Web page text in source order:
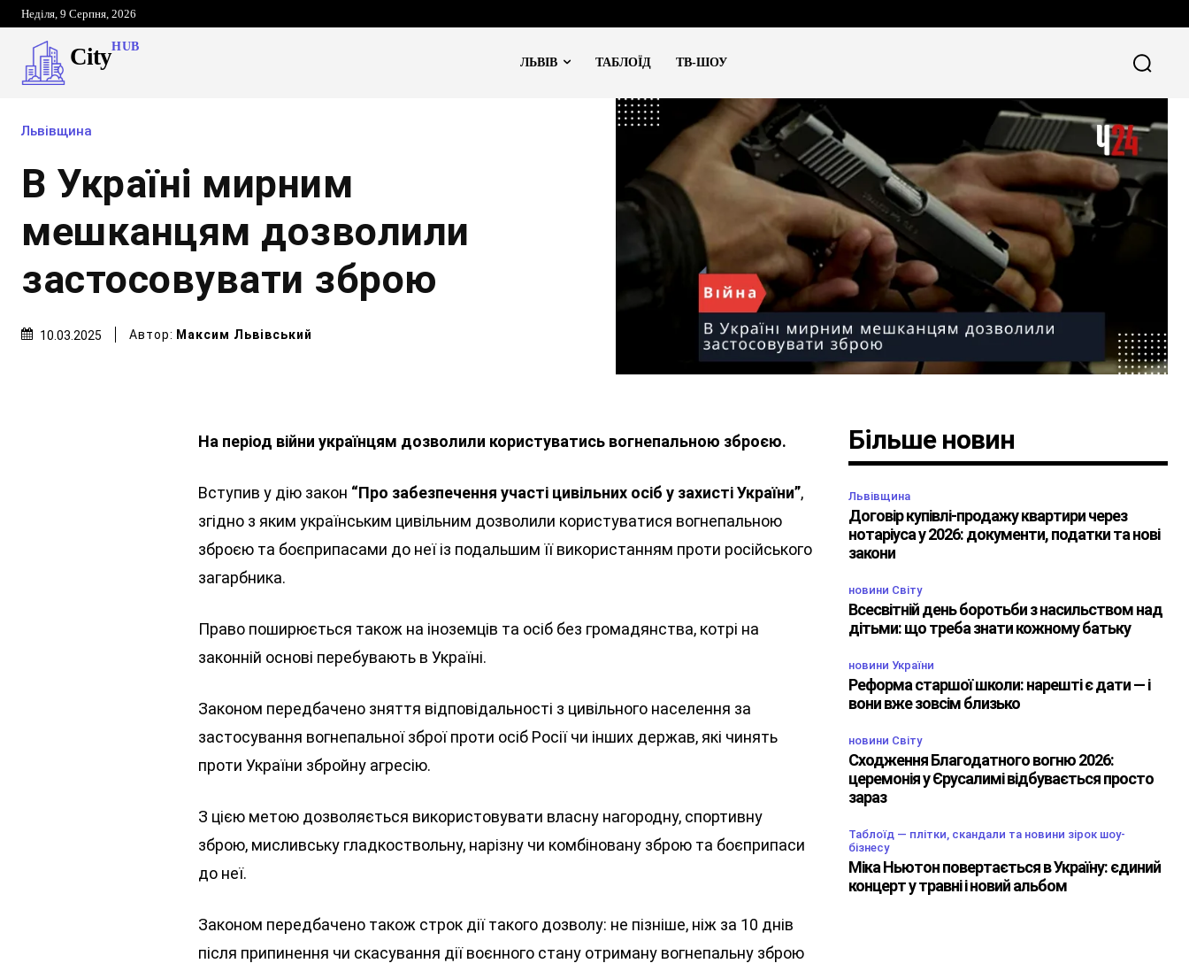
Неділя, 9 Серпня, 2026
CityHUB
ЛЬВІВ
ТАБЛОЇД ТВ-ШОУ
Львівщина
В Україні мирним
мешканцям дозволили
застосовувати зброю
10.03.2025 Автор: Максим Львівський
На період війни українцям дозволили користуватись вогнепальною зброєю.
Вступив у дію закон “Про забезпечення участі цивільних осіб у захисті України”,
згідно з яким українським цивільним дозволили користуватися вогнепальною
зброєю та боєприпасами до неї із подальшим її використанням проти російського
загарбника.
Право поширюється також на іноземців та осіб без громадянства, котрі на
законній основі перебувають в Україні.
Законом передбачено зняття відповідальності з цивільного населення за
застосування вогнепальної зброї проти осіб Росії чи інших держав, які чинять
проти України збройну агресію.
З цією метою дозволяється використовувати власну нагородну, спортивну
зброю, мисливську гладкоствольну, нарізну чи комбіновану зброю та боєприпаси
до неї.
Законом передбачено також строк дії такого дозволу: не пізніше, ніж за 10 днів
після припинення чи скасування дії воєнного стану отриману вогнепальну зброю
Більше новин
Львівщина
Договір купівлі-продажу квартири через
нотаріуса у 2026: документи, податки та нові
закони
новини Світу
Всесвітній день боротьби з насильством над
дітьми: що треба знати кожному батьку
новини України
Реформа старшої школи: нарешті є дати — і
вони вже зовсім близько
новини Світу
Сходження Благодатного вогню 2026:
церемонія у Єрусалимі відбувається просто
зараз
Таблоїд — плітки, скандали та новини зірок шоу-
бізнесу
Міка Ньютон повертається в Україну: єдиний
концерт у травні і новий альбом